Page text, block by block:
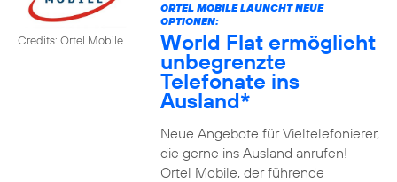
Credits: Ortel Mobile
ORTEL MOBILE LAUNCHT NEUE
OPTIONEN:
World Flat ermöglicht
unbegrenzte
Telefonate ins
Ausland*
Neue Angebote für Vieltelefonierer,
die gerne ins Ausland anrufen!
Ortel Mobile, der führende